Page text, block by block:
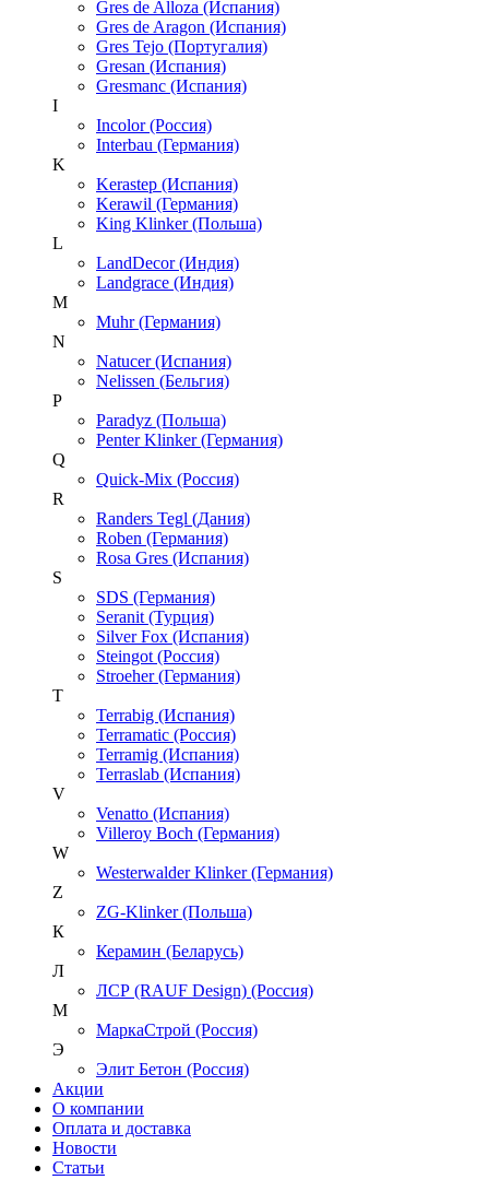
Gres de Alloza (Испания)
Gres de Aragon (Испания)
Gres Tejo (Португалия)
Gresan (Испания)
Gresmanc (Испания)
I
Incolor (Россия)
Interbau (Германия)
K
Kerastep (Испания)
Kerawil (Германия)
King Klinker (Польша)
L
LandDecor (Индия)
Landgrace (Индия)
M
Muhr (Германия)
N
Natucer (Испания)
Nelissen (Бельгия)
P
Paradyz (Польша)
Penter Klinker (Германия)
Q
Quick-Mix (Россия)
R
Randers Tegl (Дания)
Roben (Германия)
Rosa Gres (Испания)
S
SDS (Германия)
Seranit (Турция)
Silver Fox (Испания)
Steingot (Россия)
Stroeher (Германия)
T
Terrabig (Испания)
Terramatic (Россия)
Terramig (Испания)
Terraslab (Испания)
V
Venatto (Испания)
Villeroy Boch (Германия)
W
Westerwalder Klinker (Германия)
Z
ZG-Klinker (Польша)
К
Керамин (Беларусь)
Л
ЛСР (RAUF Design) (Россия)
М
МаркаСтрой (Россия)
Э
Элит Бетон (Россия)
Акции
О компании
Оплата и доставка
Новости
Статьи